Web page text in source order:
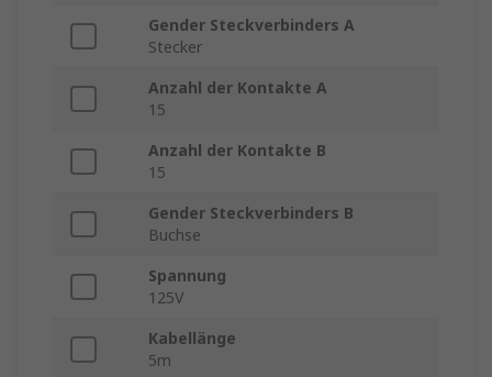
Gender Steckverbinders A
Stecker
Anzahl der Kontakte A
15
Anzahl der Kontakte B
15
Gender Steckverbinders B
Buchse
Spannung
125V
Kabellänge
5m